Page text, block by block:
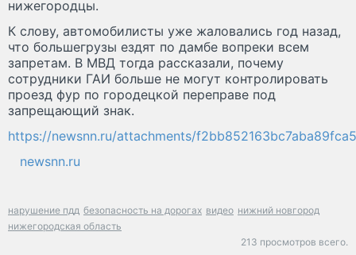
нижегородцы.
К слову, автомобилисты уже жаловались год назад,
что большегрузы ездят по дамбе вопреки всем
запретам. В МВД тогда рассказали, почему
сотрудники ГАИ больше не могут контролировать
проезд фур по городецкой переправе под
запрещающий знак.
https://newsnn.ru/attachments/
newsnn.ru
нарушение пдд безопасность на дорогах видео нижний новгород
нижегородская область
213 просмотров всего.